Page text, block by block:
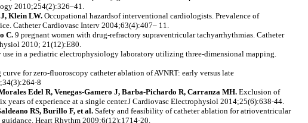
2010;254(2):326–41.
J, Klein LW. Occupational hazardsof interventional cardiologists. Prevalence of
. Catheter Cardiovasc Interv 2004;63(4):407– 11.
C.9 pregnant women with drug-refractory supraventricular tachyarrhythmias. Catheter
2010; 21(12):E80.
use in a pediatric electrophysiology laboratory utilizing three-dimensional mapping.
curve for zero-fluoroscopy catheter ablation ofAVNRT: early versus late
;34(3):264-8
Edel R, Venegas-Gamero J, Barba-Pichardo R, Carranza MH. Exclusion of
years of experience at a single center.J Cardiovasc Electrophysiol 2014;25(6):638-44.
RS, Burillo F, et al. Safety and feasibility of catheter ablation for atrioventricular
guidance. Heart Rhythm 2009;6(12):1714-20.